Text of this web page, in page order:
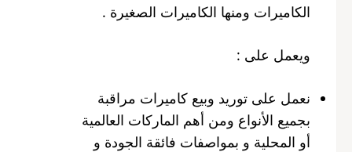
الكاميرات ومنها الكاميرات الصغيرة .
ويعمل على :
نعمل على توريد وبيع كاميرات مراقبة
بجميع الأنواع ومن أهم الماركات العالمية
أو المحلية و بمواصفات فائقة الجودة و